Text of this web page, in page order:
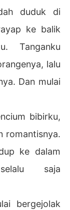
duduk di
ke balik
Tanganku
lalu
Dan mulai
bibirku,
romantisnya.
ke dalam
saja
bergejolak